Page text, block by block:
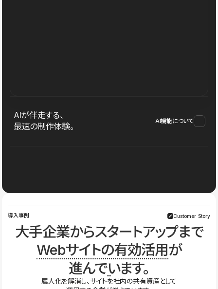
AIが伴走する、
最速の制作体験。
AI機能について
導入事例 Customer Story
大手企業からスタートアップまで
Webサイトの有効活用が
進んでいます。
属人化を解消し、サイトを社内の共有資産として